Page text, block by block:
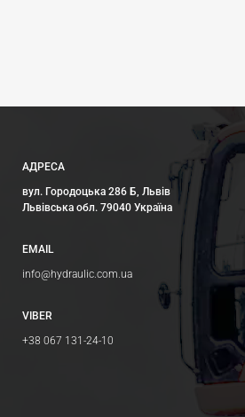
АДРЕСА
вул. Городоцька 286 Б, Львів
Львівська обл. 79040 Україна
EMAIL
info@hydraulic.com.ua
VIBER
+38 067 131-24-10